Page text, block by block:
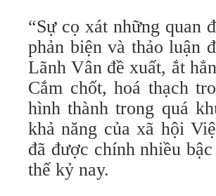
“Sự cọ xát những quan
phản biện và thảo luận
Lãnh Vân đề xuất, ắt
Cắm chốt, hoá thạch
hình thành trong quá
khả năng của xã hội
đã được chính nhiều
thế kỷ nay.